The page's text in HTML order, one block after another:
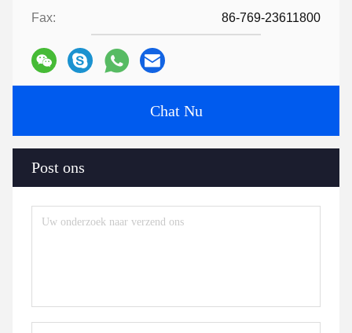
Fax: 86-769-23611800
Chat Nu
Post ons